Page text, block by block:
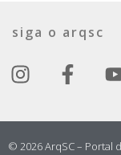
siga o arqsc
© 2026 ArqSC – Portal